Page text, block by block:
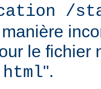
/
le fichier
".